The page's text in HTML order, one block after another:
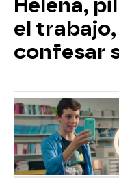
Helena,
el trabajo,
confesar